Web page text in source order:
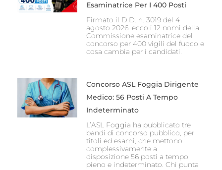
Esaminatrice Per I 400 Posti
Firmato il D.D. n. 3019 del 4
agosto 2026: ecco i 12 nomi della
Commissione esaminatrice del
concorso per 400 vigili del fuoco e
cosa cambia per i candidati.
Concorso ASL Foggia Dirigente
Medico: 56 Posti A Tempo
Indeterminato
L’ASL Foggia ha pubblicato tre
bandi di concorso pubblico, per
titoli ed esami, che mettono
complessivamente a
disposizione 56 posti a tempo
pieno e indeterminato. Chi punta